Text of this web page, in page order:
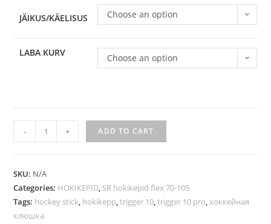
JÄIKUS/KÄELISUS Choose an option
LABA KURV Choose an option
- + ADD TO CART
SKU: N/A
Categories: HOKIKEPID, SR hokikepid flex 70-105
Tags: hockey stick, hokikepp,trigger 10,trigger 10 pro,хоккейная
клюшка